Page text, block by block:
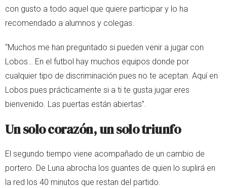
con gusto a todo aquel que quiere participar y lo ha
recomendado a alumnos y colegas.
“Muchos me han preguntado si pueden venir a jugar con
Lobos… En el futbol hay muchos equipos donde por
cualquier tipo de discriminación pues no te aceptan. Aquí en
Lobos pues prácticamente si a ti te gusta jugar eres
bienvenido. Las puertas están abiertas”.
Un solo corazón, un solo triunfo
El segundo tiempo viene acompañado de un cambio de
portero. De Luna abrocha los guantes de quien lo suplirá en
la red los 40 minutos que restan del partido.